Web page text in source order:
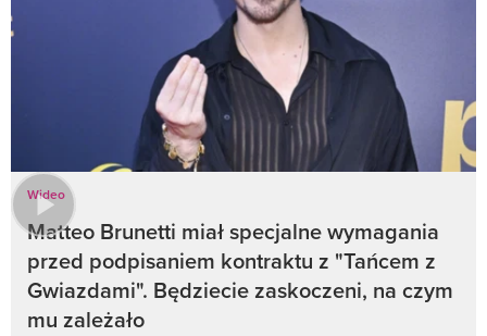
Wideo
Matteo Brunetti miał specjalne wymagania
przed podpisaniem kontraktu z "Tańcem z
Gwiazdami". Będziecie zaskoczeni, na czym
mu zależało